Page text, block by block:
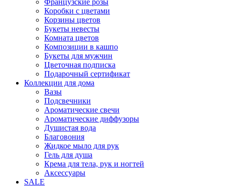
Французские розы
Коробки с цветами
Корзины цветов
Букеты невесты
Комната цветов
Композиции в кашпо
Букеты для мужчин
Цветочная подписка
Подарочный сертификат
Коллекции для дома
Вазы
Подсвечники
Ароматические свечи
Ароматические диффузоры
Душистая вода
Благовония
Жидкое мыло для рук
Гель для душа
Крема для тела, рук и ногтей
Аксессуары
SALE